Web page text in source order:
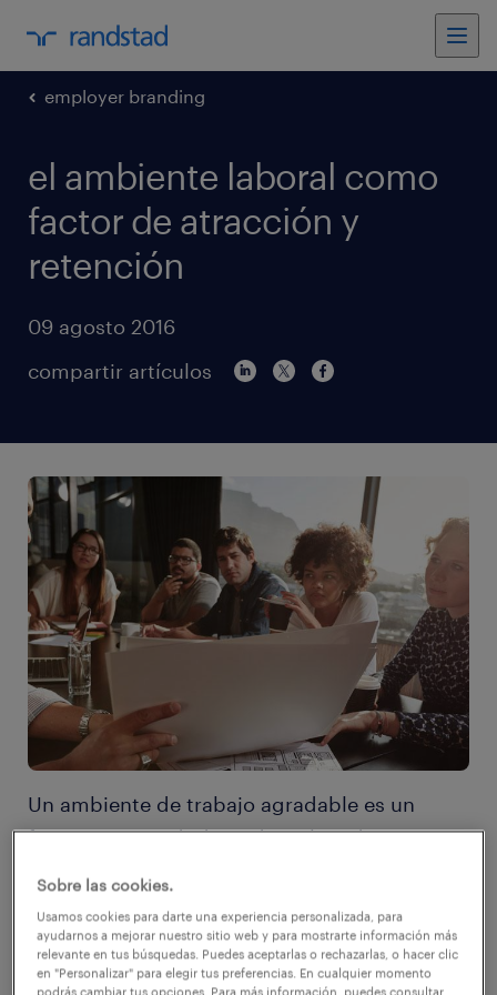
employer branding
el ambiente laboral como
factor de atracción y
retención
09 agosto 2016
compartir artículos
Un ambiente de trabajo agradable es un
factor que, sin duda, todo trabajador
clima laboral es un punto de atracción
destacado, también lo es de retención (o, de
Sobre las cookies.
Usamos cookies para darte una experiencia personalizada, para
ayudarnos a mejorar nuestro sitio web y para mostrarte información más
relevante en tus búsquedas. Puedes aceptarlas o rechazarlas, o hacer clic
en "Personalizar" para elegir tus preferencias. En cualquier momento
podrás cambiar tus opciones. Para más información, puedes consultar